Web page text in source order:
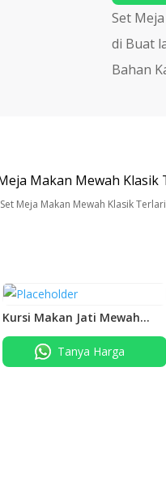
Set
di Buat
Bahan
Set Meja Makan Mewah Klasik
Kursi Makan Jati Mewah
Gendong Ganesa
Tanya Harga